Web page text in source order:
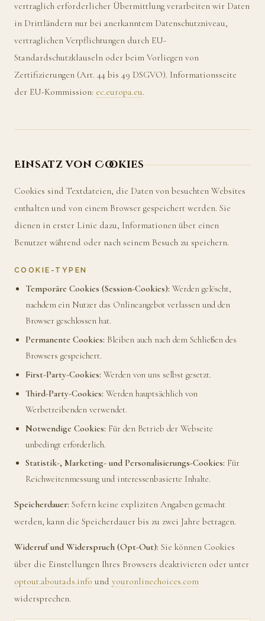
vertraglich erforderlicher Übermittlung verarbeiten wir Daten
in Drittländern nur bei anerkanntem Datenschutzniveau,
vertraglichen Verpflichtungen durch EU-
Standardschutzklauseln oder beim Vorliegen von
Zertifizierungen (Art. 44 bis 49 DSGVO). Informationsseite
der EU-Kommission: ec.europa.eu.
Einsatz von Cookies
Cookies sind Textdateien, die Daten von besuchten Websites
enthalten und von einem Browser gespeichert werden. Sie
dienen in erster Linie dazu, Informationen über einen
Benutzer während oder nach seinem Besuch zu speichern.
COOKIE-TYPEN
Temporäre Cookies (Session-Cookies): Werden gelöscht,
nachdem ein Nutzer das Onlineangebot verlassen und den
Browser geschlossen hat.
Permanente Cookies: Bleiben auch nach dem Schließen des
Browsers gespeichert.
First-Party-Cookies: Werden von uns selbst gesetzt.
Third-Party-Cookies: Werden hauptsächlich von
Werbetreibenden verwendet.
Notwendige Cookies: Für den Betrieb der Webseite
unbedingt erforderlich.
Statistik-, Marketing- und Personalisierungs-Cookies: Für
Reichweitenmessung und interessenbasierte Inhalte.
Speicherdauer: Sofern keine expliziten Angaben gemacht
werden, kann die Speicherdauer bis zu zwei Jahre betragen.
Widerruf und Widerspruch (Opt-Out): Sie können Cookies
über die Einstellungen Ihres Browsers deaktivieren oder unter
optout.aboutads.info und youronlinechoices.com
widersprechen.